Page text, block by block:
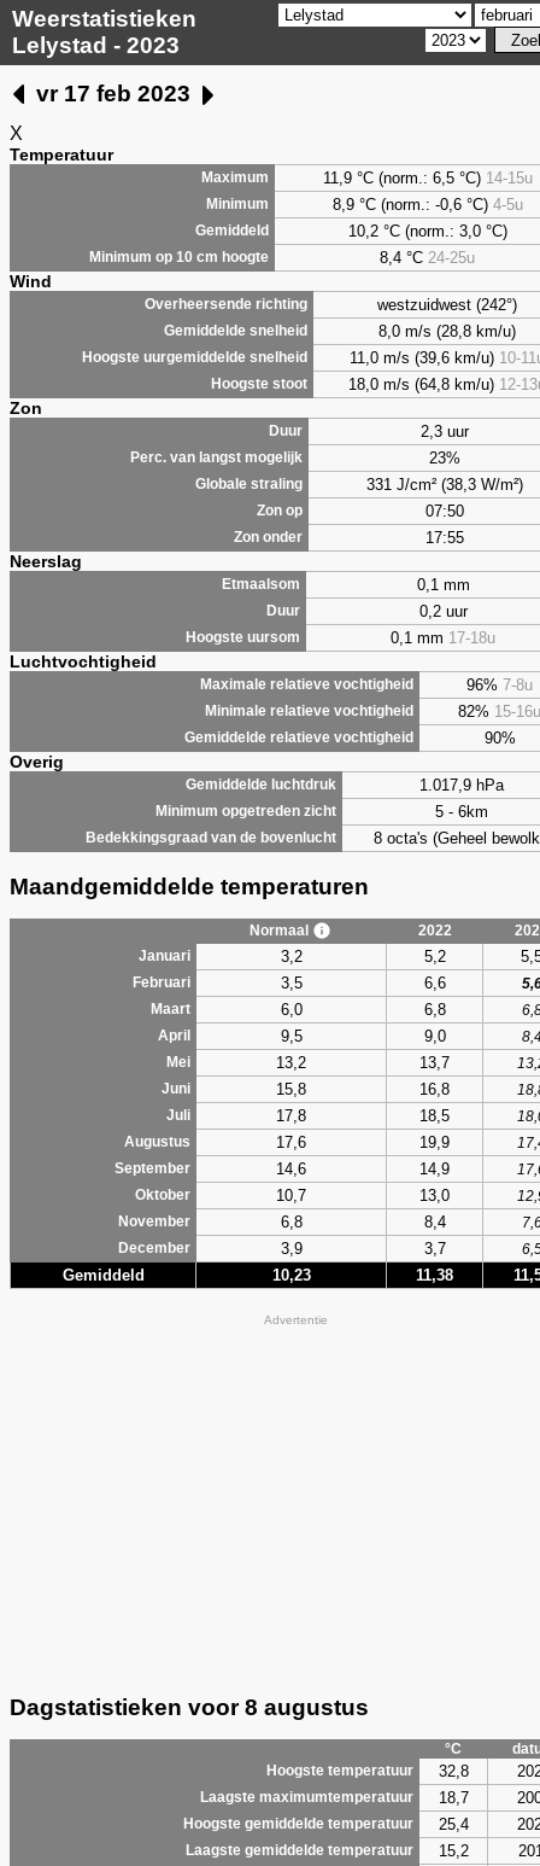
Weerstatistieken
Lelystad - 2023
vr 17 feb 2023
X
Temperatuur
Maximum 11,9 °C (norm.: 6,5 °C) 14-15u
Minimum 8,9°C (norm.: -0,6 °C) 4-5u
Gemiddeld 10,2 °C (norm.: 3,0 °C)
Minimum op 10 cm hoogte 8,4 °C 24-25u
Wind
Overheersende richting westzuidwest (242°)
Gemiddelde snelheid 8,0 m/s (28,8 km/u)
Hoogste uurgemiddelde snelheid 11,0 m/s (39,6 km/u) 10-
Hoogste stoot 18,0 m/s (64,8 km/u) 12-
Zon
Duur 2,3 uur
Perc. van langst mogelijk 23%
Globale straling 331 J/cm² (38,3 W/m²)
Zon op 07:50
Zon onder 17:55
Neerslag
Etmaalsom 0,1 mm
Duur 0,2 uur
Hoogste uursom 0,1 mm 17-18u
Luchtvochtigheid
Maximale relatieve vochtigheid 96% 7-8u
Minimale relatieve vochtigheid 82% 15-16u
Gemiddelde relatieve vochtigheid 90%
Overig
Gemiddelde luchtdruk 1.017,9 hPa
Minimum opgetreden zicht 5 - 6km
Bedekkingsgraad van de bovenlucht 8 octa's (Geheel
Maandgemiddelde temperaturen
Normaal 2022
Januari
3,2 5,2
Februari 3,5 6,6
Maart
6,0 6,8
April
9,5 9,0
Mei
13,2 13,7
Juni
15,8 16,8
Juli
17,8 18,5
Augustus
17,6 19,9
September
14,6 14,9
Oktober
10,7 13,0
November
6,8 8,4
December
3,9 3,7
Gemiddeld 10,23 11,38
Advertentie
Dagstatistieken voor 8 augustus
°C
Hoogste temperatuur
32,8
Laagste maximumtemperatuur 18,7
Hoogste gemiddelde temperatuur 25,4
Laagste gemiddelde temperatuur 15,2